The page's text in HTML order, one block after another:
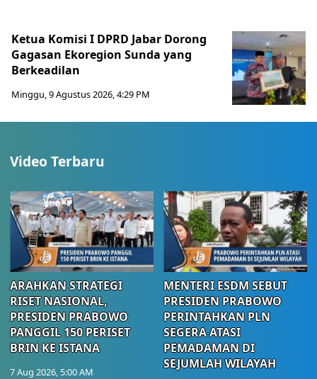
Ketua Komisi I DPRD Jabar Dorong
Gagasan Ekoregion Sunda yang
Berkeadilan
Minggu, 9 Agustus 2026, 4:29 PM
Video Terbaru
ARAHKAN STRATEGI
RISET NASIONAL,
PRESIDEN PRABOWO
PANGGIL 150 PERISET
BRIN KE ISTANA
7 Aug 2026, 5:00 AM
MENTERI ESDM SEBUT
PRESIDEN PRABOWO
PERINTAHKAN PLN
SEGERA ATASI
PEMADAMAN DI
SEJUMLAH WILAYAH